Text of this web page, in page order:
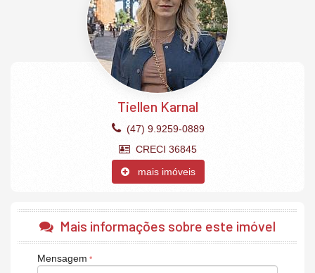
2 vagas garagem privativas.
O Empreendimento:
Tiellen Karnal
(47) 9.9259-0889
CRECI 36845
mais imóveis
Mais informações sobre este imóvel
Mensagem